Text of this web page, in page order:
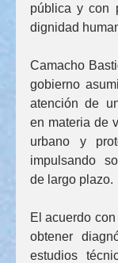
pública y con
dignidad
Camacho
gobierno
atención de
en materia de
urbano y
impulsando
de largo plazo.
El acuerdo
obtener
estudios